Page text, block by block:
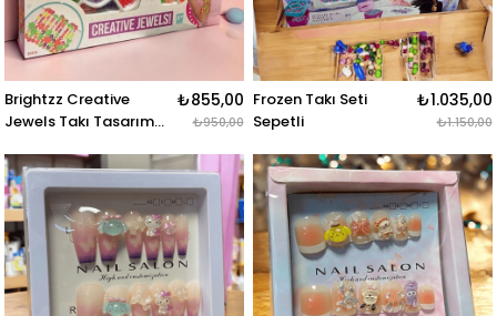
Brightzz Creative
Jewels Takı Tasarım
₺855,00
₺950,00
Frozen Takı Seti
Sepetli
₺1.035,00
₺1.150,00